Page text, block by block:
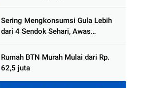
Sering Mengkonsumsi Gula Lebih
dari 4 Sendok Sehari, Awas
Rumah BTN Murah Mulai dari Rp.
62,5 juta